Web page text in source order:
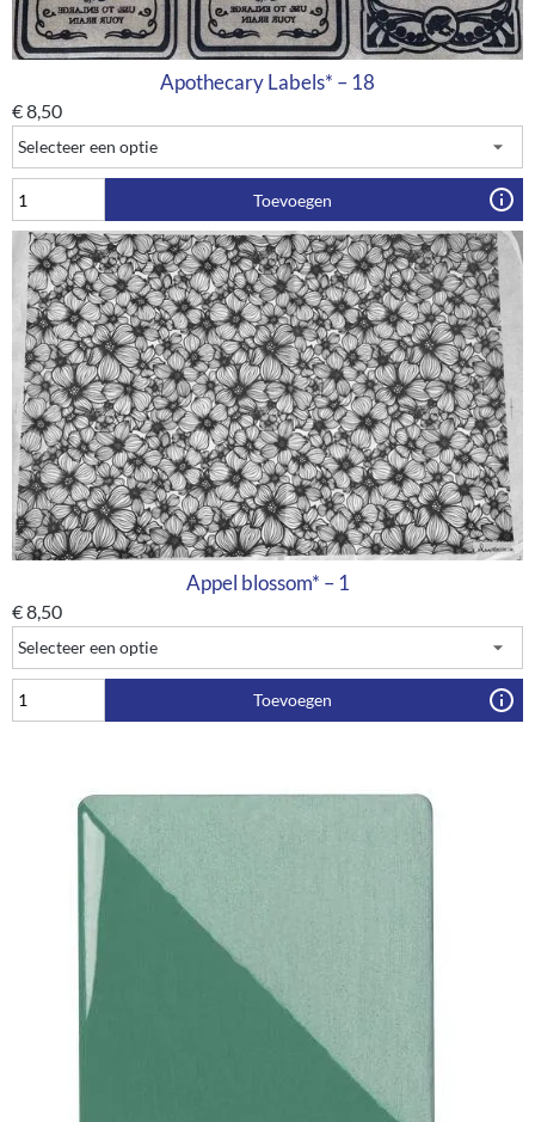
Apothecary Labels* – 18
€8,50
Toevoegen
Appel blossom* – 1
€8,50
Toevoegen